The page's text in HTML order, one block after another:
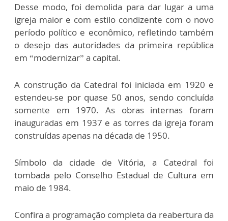
Desse modo, foi demolida para dar lugar a uma
igreja maior e com estilo condizente com o novo
período político e econômico, refletindo também
o desejo das autoridades da primeira república
em “modernizar” a capital.
A construção da Catedral foi iniciada em 1920 e
estendeu-se por quase 50 anos, sendo concluída
somente em 1970. As obras internas foram
inauguradas em 1937 e as torres da igreja foram
construídas apenas na década de 1950.
Símbolo da cidade de Vitória, a Catedral foi
tombada pelo Conselho Estadual de Cultura em
maio de 1984.
Confira a programação completa da reabertura da